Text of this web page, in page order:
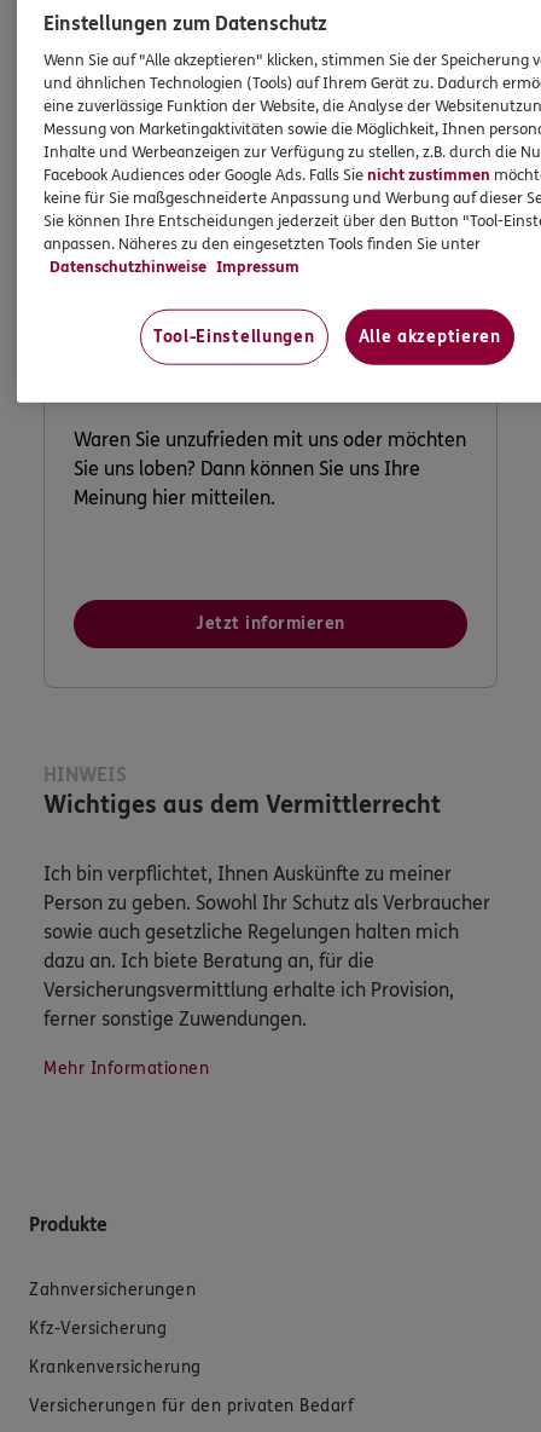
Beschwerde
Waren Sie unzufrieden mit uns oder möchten
Sie uns loben? Dann können Sie uns Ihre
Meinung hier mitteilen.
Jetzt informieren
HINWEIS
Wichtiges aus dem Vermittlerrecht
Ich bin verpflichtet, Ihnen Auskünfte zu meiner
Person zu geben. Sowohl Ihr Schutz als Verbraucher
sowie auch gesetzliche Regelungen halten mich
dazu an. Ich biete Beratung an, für die
Versicherungsvermittlung erhalte ich Provision,
ferner sonstige Zuwendungen.
Mehr Informationen
Produkte
Zahnversicherungen
Kfz-Versicherung
Krankenversicherung
Versicherungen für den privaten Bedarf
Einstellungen zum Datenschutz
Wenn Sie auf "Alle akzeptieren" klicken, stimmen Sie der Speicherung
und ähnlichen Technologien (Tools) auf Ihrem Gerät zu. Dadurch
eine zuverlässige Funktion der Website, die Analyse der
Messung von Marketingaktivitäten sowie die Möglichkeit, Ihnen
Inhalte und Werbeanzeigen zur Verfügung zu stellen, z.B. durch die
Facebook Audiences oder Google Ads. Falls Sienicht zustimmen
keine für Sie maßgeschneiderte Anpassung und Werbung auf dieser
Sie können Ihre Entscheidungen jederzeit über den Button "Tool-
anpassen. Näheres zu den eingesetzten Tools finden Sie unter
Datenschutzhinweise Impressum
Tool-Einstellungen Alle akzeptieren